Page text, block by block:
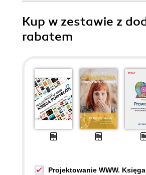
Kup w zestawie z
rabatem
Projektowanie WWW.